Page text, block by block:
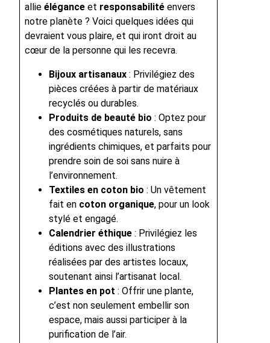
allie élégance et responsabilité envers
notre planète ? Voici quelques idées qui
devraient vous plaire, et qui iront droit au
cœur de la personne qui les recevra.
Bijoux artisanaux : Privilégiez des
pièces créées à partir de matériaux
recyclés ou durables.
Produits de beauté bio : Optez pour
des cosmétiques naturels, sans
ingrédients chimiques, et parfaits pour
prendre soin de soi sans nuire à
l’environnement.
Textiles en coton bio : Un vêtement
fait en coton organique, pour un look
stylé et engagé.
Calendrier éthique : Privilégiez les
éditions avec des illustrations
réalisées par des artistes locaux,
soutenant ainsi l’artisanat local.
Plantes en pot : Offrir une plante,
c’est non seulement embellir son
espace, mais aussi participer à la
purification de l’air.